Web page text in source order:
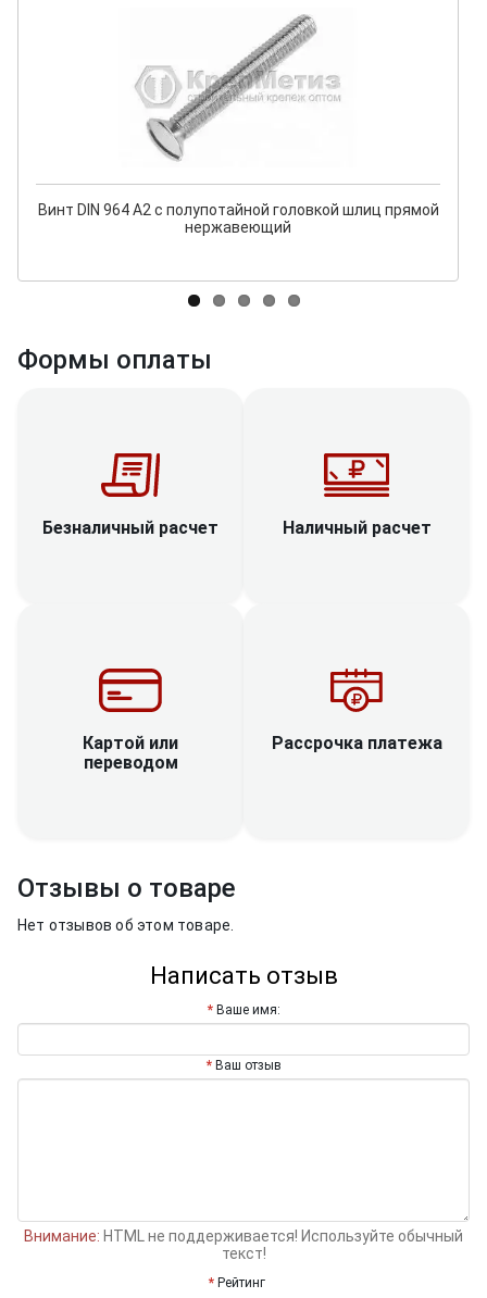
Винт DIN 964 А2 с полупотайной головкой шлиц прямой
нержавеющий
Формы оплаты
Безналичный расчет Наличный расчет
Картой или
переводом
Рассрочка платежа
Отзывы о товаре
Нет отзывов об этом товаре.
Написать отзыв
Ваше имя:
Ваш отзыв
Внимание: HTML не поддерживается! Используйте обычный
текст!
Рейтинг